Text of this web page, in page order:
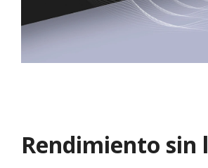
Rendimiento sin